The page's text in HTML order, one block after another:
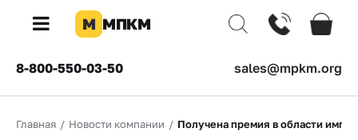
×
КОМПАНИЯ
М МПКМ
8-800-550-03-50 sales@mpkm.org
Главная / Новости компании / Получена премия в области